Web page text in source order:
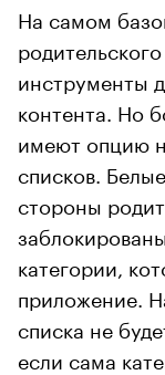
На самом
инструменты
контента. Но
имеют опцию
списков.
стороны
категории,
приложение.
списка не
если сама